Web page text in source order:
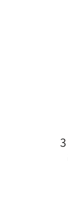
אינטרפוץ לכיור רחצה 3